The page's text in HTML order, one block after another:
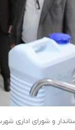
و شورای اداری